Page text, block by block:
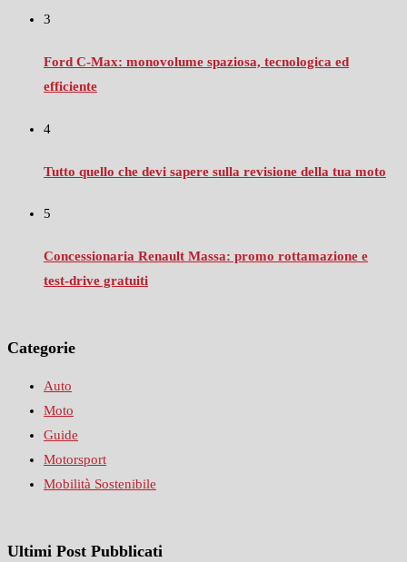
3
Ford C‑Max: monovolume spaziosa, tecnologica ed
efficiente
4
Tutto quello che devi sapere sulla revisione della tua moto
5
Concessionaria Renault Massa: promo rottamazione e
test‑drive gratuiti
Categorie
Auto
Moto
Guide
Motorsport
Mobilità Sostenibile
Ultimi Post Pubblicati